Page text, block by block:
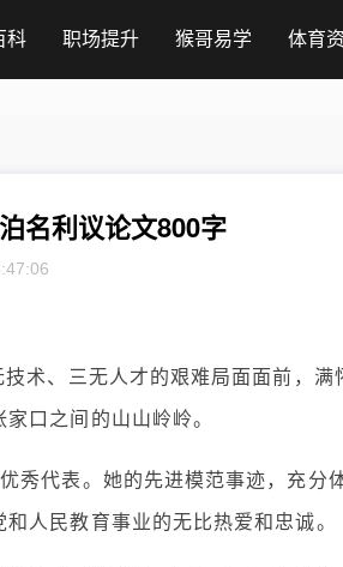
科 职场提升 猴哥易学 体育
名利议论文800字
术、三无人才的艰难局面面前，满
口之间的山山岭岭。
秀代表。她的先进模范事迹，充分
人民教育事业的无比热爱和忠诚。